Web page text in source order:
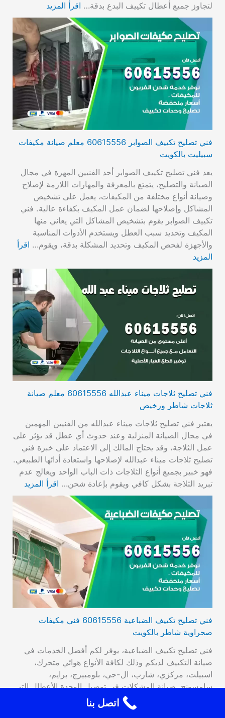
لتجاوز جميع أعطال تكييف البدع بدقة… اقرأ المزيد
فني تصليح تكييف الصوابر 60615556 معلم صيانة مكيفات
سبيليت بالكويت
يعد فني تصليح تكييف الصوابر أحد الفنيين المهرة في مجال
الصيانة والتصليح، يتمتع بالمعرفة والمهارات اللازمة لإصلاح
وصيانة أنواع مختلفة من المكيفات، يعمل على تشخيص
المشاكل وإصلاحها لضمان عمل المكيف بكفاءة عالية. فني
تكييف الصوابر يقوم بتشخيص المشاكل التي يعاني منها
المكيف وتحديد سبب العطل ويستخدم الأدوات المناسبة
والأجهزة لفحص المكيف وتحديد المشكلة بدقة، ويقوم… اقرأ
المزيد
فني تصليح ثلاجات ميناء عبدالله 60615556 معلم صيانة
ثلاجات شاطر ورخيص
يعتبر فني تصليح ثلاجات ميناء عبدالله من الفنيين المهمين
في مجال الصيانة المنزلية وعند حدوث أي عطل قد يؤثر على
عمل الثلاجة، وقد يحتاج المالك إلى الاعتماد على خبرة فني
تصليح ثلاجات ميناء عبدالله لإصلاحها واستعادة أدائها الطبيعي.
فهو خبير بجميع أنواع الثلاجات ذات الباب الواحد ويعالج عدم
تبريد الثلاجة بشكل كافي ويقوم بإعادة شحن… اقرأ المزيد
فني تصليح تكييف الضباعية 60615556 فني مكيفات
صحراوية شاطر بالكويت
فني تصليح تكييف الضباعية، يوفر لكم أفضل الخدمات في
صيانة التكييف لديكم وذلك لكافة الأنواع هوائي متحرك،
اسبيلت، مركزي، شارب، ال-جي، بلومبيرج، برايم،
سامسونج. صيانة المشكلات في توصيل الوحدة الأعطال التي
تصيب الترموستات، تراكم الجليد، وأيضا تبديل القطع القديمة
بقطع جديدة عالية الأداء والجودة، فحص مستوى الغاز من
اتصل بنا